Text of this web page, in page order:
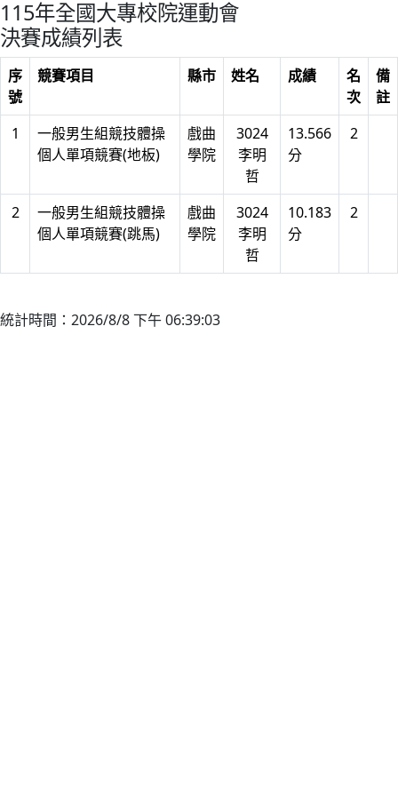
115年全國大專校院運動會
決賽成績列表
序
號
競賽項目 縣市 姓名 成績
名
次
備
註
1
一般男生組競技體操
個人單項競賽(地板)
戲曲
學院
3024
李明
哲
13.566
分
2
2
一般男生組競技體操
個人單項競賽(跳馬)
戲曲
學院
3024
李明
哲
10.183
分
2
統計時間：2026/8/8 下午 06:39:03